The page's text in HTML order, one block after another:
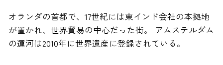
オランダの首都で、17世紀には東インド会社の本拠地
が置かれ、世界貿易の中心だった街。 アムステルダム
の運河は2010年に世界遺産に登録されている。